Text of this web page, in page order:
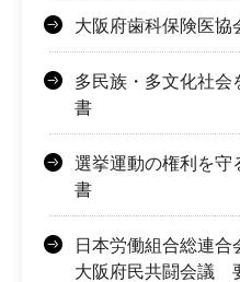
大阪府歯科保険医
多民族・多文化社
書
選挙運動の権利を
書
日本労働組合総連
大阪府民共闘会議